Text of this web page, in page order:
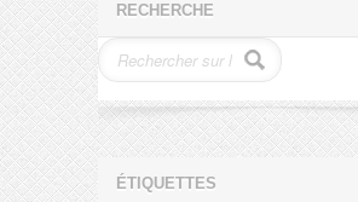
RECHERCHE
ÉTIQUETTES